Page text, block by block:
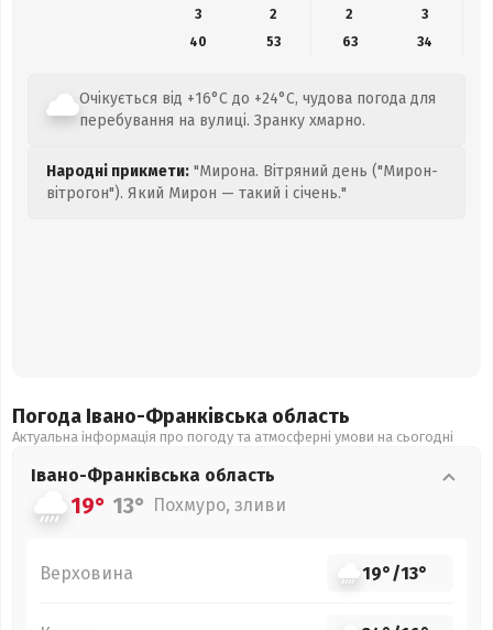
3
2 2
3
40
53 63 34
Очікується від +16°C до +24°C, чудова погода для
перебування на вулиці. Зранку хмарно.
Народні прикмети: "Мирона. Вітряний день ("Мирон-
вітрогон"). Який Мирон — такий і січень."
Погода Івано-Франківська область
Актуальна інформація про погоду та атмосферні умови на сьогодні
Івано-Франківська область
19° 13° Похмуро, зливи
Верховина 19°/13°